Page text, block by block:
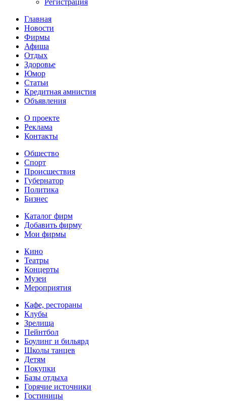
Регистрация
Главная
Новости
Фирмы
Афиша
Отдых
Здоровье
Юмор
Статьи
Кредитная амнистия
Объявления
О проекте
Реклама
Контакты
Общество
Спорт
Происшествия
Губернатор
Политика
Бизнес
Каталог фирм
Добавить фирму
Мои фирмы
Кино
Театры
Концерты
Музеи
Мероприятия
Кафе, рестораны
Клубы
Зрелища
Пейнтбол
Боулинг и бильярд
Школы танцев
Детям
Покупки
Базы отдыха
Горячие источники
Гостиницы